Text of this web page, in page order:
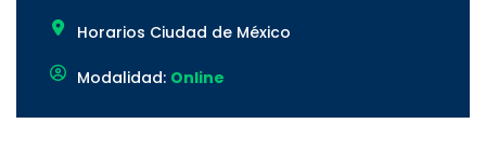
Horarios Ciudad de México
Modalidad: Online